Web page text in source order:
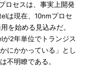
ロセスは、事実上開発
は現在、10nmプロセ
を始める見込みだ。
2年単位でトランジス
にかかっている」とし
不明瞭である。